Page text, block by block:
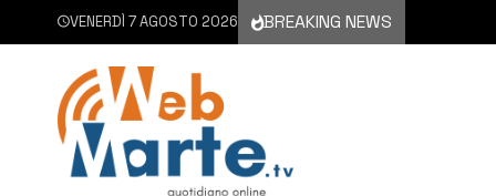
VENERDÌ 7 AGOSTO 2026 BREAKING NEWS